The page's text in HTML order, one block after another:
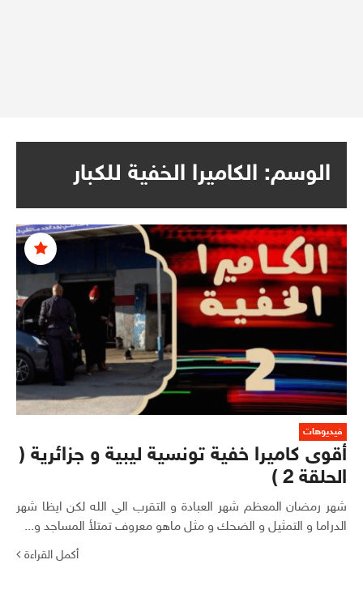
الوسم: الكاميرا الخفية للكبار
فيديوهات
أقوى كاميرا خفية تونسية ليبية و جزائرية (
الحلقة 2 )
شهر رمضان المعظم شهر العبادة و التقرب الي الله لكن ايظا شهر
الدراما و التمثيل و الضحك و مثل ماهو معروف تمتلأ المساجد و...
أكمل القراءة